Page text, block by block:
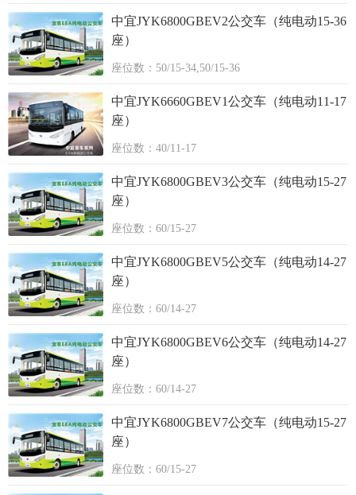
中宜JYK6800GBEV2公交车（纯电动15-36
座）
座位数：50/15-34,50/15-36
中宜JYK6660GBEV1公交车（纯电动11-17
座）
座位数：40/11-17
中宜JYK6800GBEV3公交车（纯电动15-27
座）
座位数：60/15-27
中宜JYK6800GBEV5公交车（纯电动14-27
座）
座位数：60/14-27
中宜JYK6800GBEV6公交车（纯电动14-27
座）
座位数：60/14-27
中宜JYK6800GBEV7公交车（纯电动15-27
座）
座位数：60/15-27